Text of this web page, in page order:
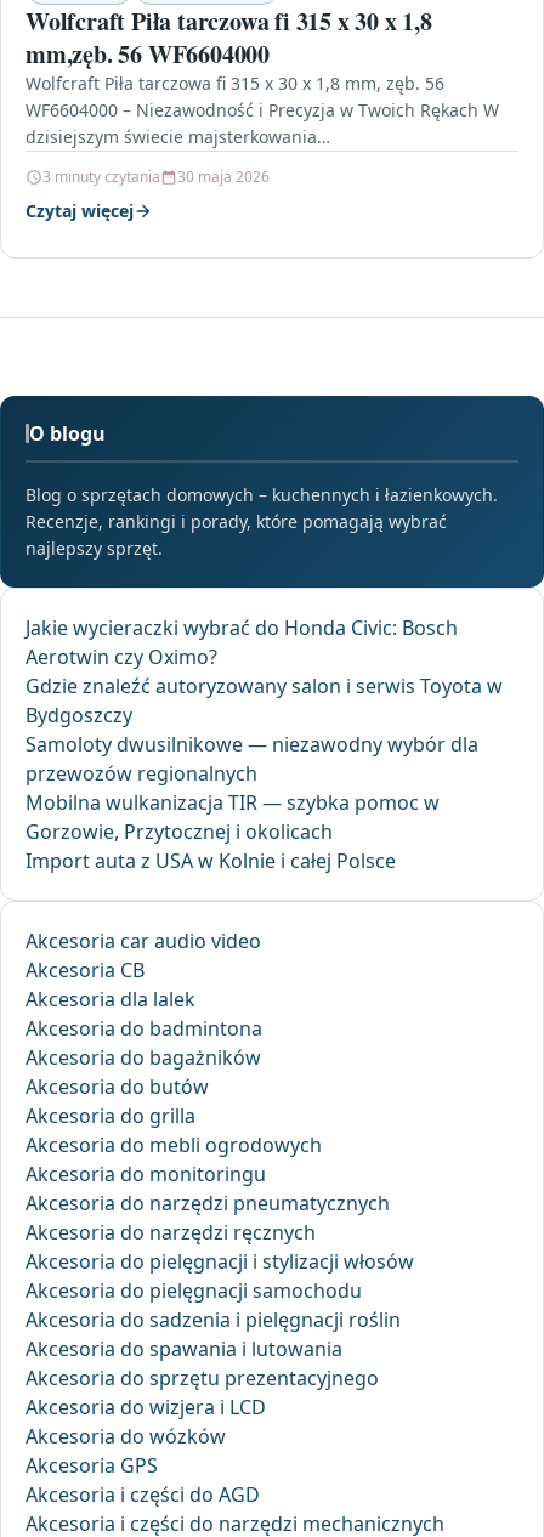
Wolfcraft Piła tarczowa fi 315 x 30 x 1,8
mm,zęb. 56 WF6604000
Wolfcraft Piła tarczowa fi 315 x 30 x 1,8 mm, zęb. 56
WF6604000 – Niezawodność i Precyzja w Twoich Rękach W
dzisiejszym świecie majsterkowania…
3 minuty czytania 30 maja 2026
Czytaj więcej
O blogu
Blog o sprzętach domowych – kuchennych i łazienkowych.
Recenzje, rankingi i porady, które pomagają wybrać
najlepszy sprzęt.
Jakie wycieraczki wybrać do Honda Civic: Bosch
Aerotwin czy Oximo?
Gdzie znaleźć autoryzowany salon i serwis Toyota w
Bydgoszczy
Samoloty dwusilnikowe — niezawodny wybór dla
przewozów regionalnych
Mobilna wulkanizacja TIR — szybka pomoc w
Gorzowie, Przytocznej i okolicach
Import auta z USA w Kolnie i całej Polsce
Akcesoria car audio video
Akcesoria CB
Akcesoria dla lalek
Akcesoria do badmintona
Akcesoria do bagażników
Akcesoria do butów
Akcesoria do grilla
Akcesoria do mebli ogrodowych
Akcesoria do monitoringu
Akcesoria do narzędzi pneumatycznych
Akcesoria do narzędzi ręcznych
Akcesoria do pielęgnacji i stylizacji włosów
Akcesoria do pielęgnacji samochodu
Akcesoria do sadzenia i pielęgnacji roślin
Akcesoria do spawania i lutowania
Akcesoria do sprzętu prezentacyjnego
Akcesoria do wizjera i LCD
Akcesoria do wózków
Akcesoria GPS
Akcesoria i części do AGD
Akcesoria i części do narzędzi mechanicznych